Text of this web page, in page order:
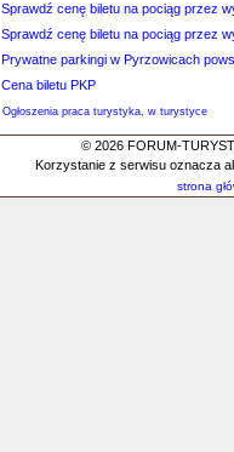
Sprawdź cenę biletu na pociąg przez
Sprawdź cenę biletu na pociąg przez
Prywatne parkingi w Pyrzowicach
Cena biletu PKP
Ogłoszenia praca turystyka, w turystyce
© 2026 FORUM-
Korzystanie z serwisu oznacza
strona